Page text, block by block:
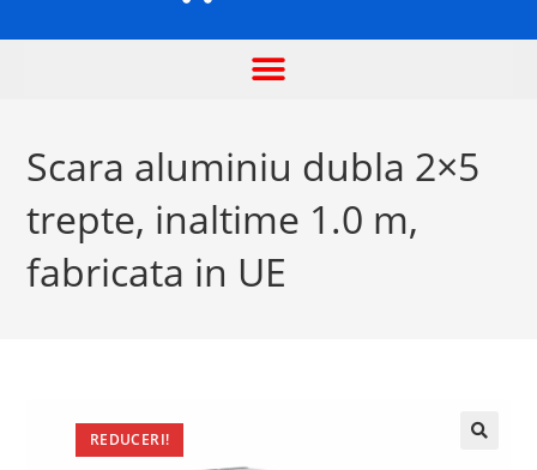
Scara aluminiu dubla 2×5
trepte, inaltime 1.0 m,
fabricata in UE
REDUCERI!